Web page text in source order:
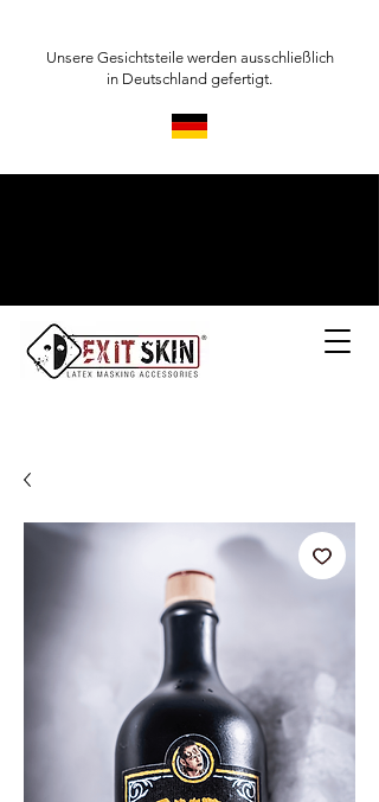
Unsere Gesichtsteile werden ausschließlich
in Deutschland gefertigt.